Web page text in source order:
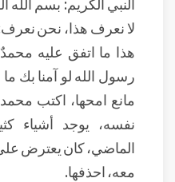
لا نعرف هذا، نحن
هذا ما اتفق عليه
رسول الله لو آمنا بك ما
مانع امحها، اكتب
نفسه، يوجد أشياء
الماضي، كان يعترض
معه، احذفها.